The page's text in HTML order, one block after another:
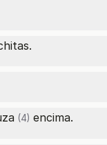
(4) encima.